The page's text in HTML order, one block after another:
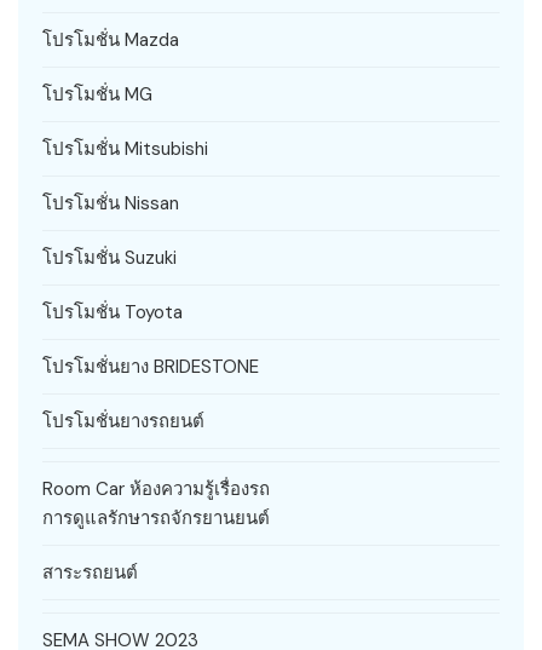
โปรโมชั่น Mazda
โปรโมชั่น MG
โปรโมชั่น Mitsubishi
โปรโมชั่น Nissan
โปรโมชั่น Suzuki
โปรโมชั่น Toyota
โปรโมชั่นยาง BRIDESTONE
โปรโมชั่นยางรถยนต์
Room Car ห้องความรู้เรื่องรถ
การดูแลรักษารถจักรยานยนต์
สาระรถยนต์
SEMA SHOW 2023